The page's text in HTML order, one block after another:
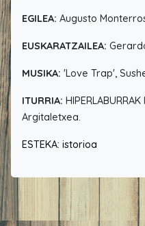
EGILEA: Augusto
EUSKARATZAILEA:
MUSIKA: 'Love Trap',
ITURRIA:
Argitaletxea.
ESTEKA: istorioa